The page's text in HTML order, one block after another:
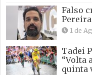
Falso
Pereira
1 de
Tadei
“Volta
quinta